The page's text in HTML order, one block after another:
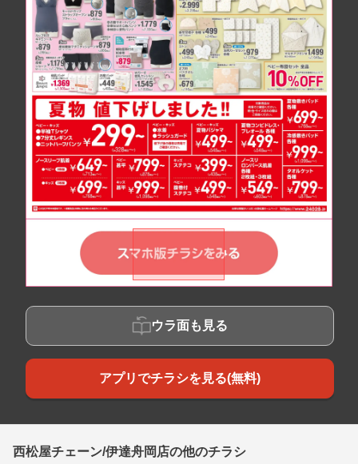
ウラ面も見る
アプリでチラシを見る(無料)
西松屋チェーン/伊達舟岡店の他のチラシ